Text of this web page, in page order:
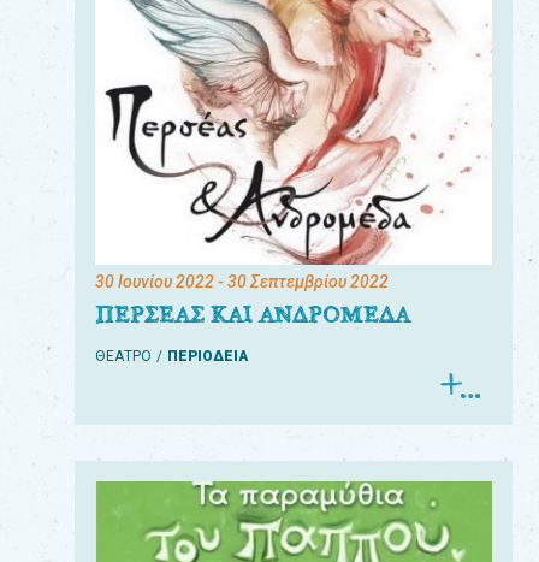
30 Ιουνίου 2022- 30 Σεπτεμβρίου 2022
ΠΕΡΣΕΑΣ ΚΑΙ ΑΝΔΡΟΜΕΔΑ
ΘΕΑΤΡΟ ΠΕΡΙΟΔΕΙΑ